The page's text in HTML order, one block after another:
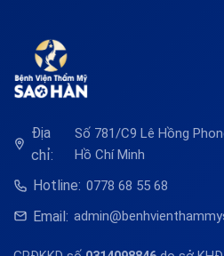
Địa
chỉ:
Số 781/C9 Lê Hồng
Hồ Chí Minh
Hotline: 0778 68 55 68
Email: